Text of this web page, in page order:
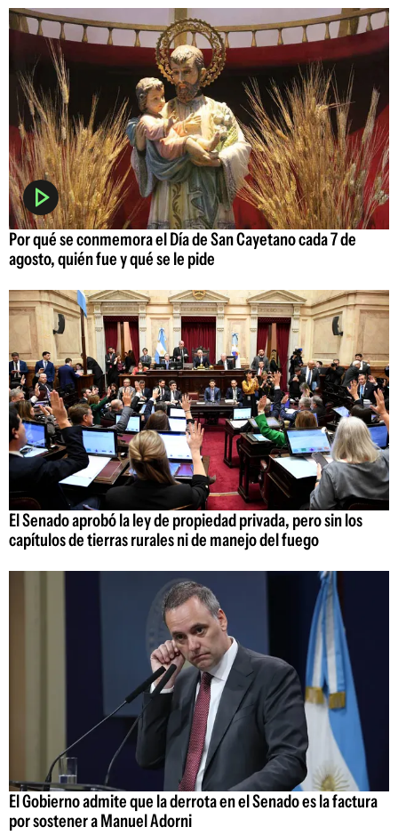
Por qué se conmemora el Día de San Cayetano cada 7 de
agosto, quién fue y qué se le pide
El Senado aprobó la ley de propiedad privada, pero sin los
capítulos de tierras rurales ni de manejo del fuego
El Gobierno admite que la derrota en el Senado es la factura
por sostener a Manuel Adorni